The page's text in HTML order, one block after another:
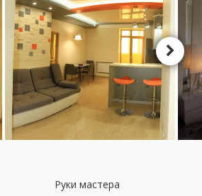
Руки мастера